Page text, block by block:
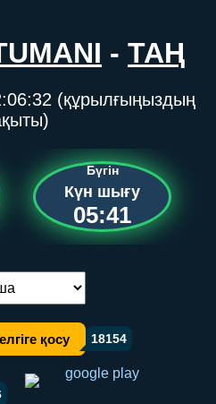
- ТАҢ
(құрылғыңыздың
Бүгін
Күн шығу
05:41
қосу 18154
orqali ulashish